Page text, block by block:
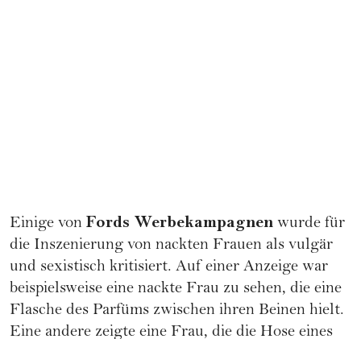
Einige von Fords Werbekampagnen wurde für
die Inszenierung von nackten Frauen als vulgär
und sexistisch kritisiert. Auf einer Anzeige war
beispielsweise eine nackte Frau zu sehen, die eine
Flasche des Parfüms zwischen ihren Beinen hielt.
Eine andere zeigte eine Frau, die die Hose eines